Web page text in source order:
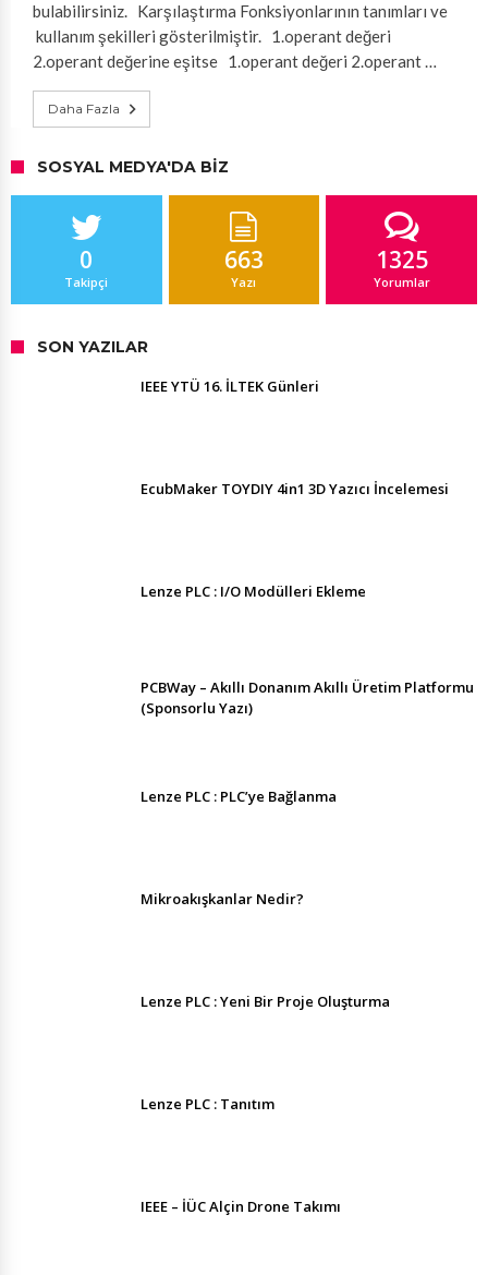
bulabilirsiniz. Karşılaştırma Fonksiyonlarının tanımları ve
kullanım şekilleri gösterilmiştir. 1.operant değeri
2.operant değerine eşitse 1.operant değeri 2.operant …
Daha Fazla
SOSYAL MEDYA'DA BIZ
0
Takipçi
663
Yazı
1325
Yorumlar
SON YAZILAR
IEEE YTÜ 16. İLTEK Günleri
EcubMaker TOYDIY 4in1 3D Yazıcı İncelemesi
Lenze PLC : I/O Modülleri Ekleme
PCBWay – Akıllı Donanım Akıllı Üretim Platformu
(Sponsorlu Yazı)
Lenze PLC : PLC’ye Bağlanma
Mikroakışkanlar Nedir?
Lenze PLC : Yeni Bir Proje Oluşturma
Lenze PLC : Tanıtım
IEEE – İÜC Alçin Drone Takımı